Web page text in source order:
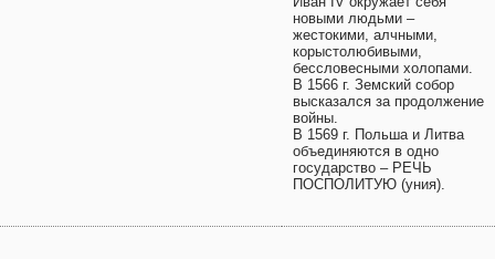
новыми людьми –
жестокими, алчными,
корыстолюбивыми,
бессловесными холопами.
В 1566 г. Земский собор
высказался за продолжение
войны.
В 1569 г. Польша и Литва
объединяются в одно
государство – РЕЧЬ
ПОСПОЛИТУЮ (уния).